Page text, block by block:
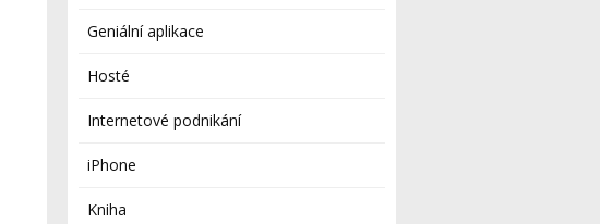
Geniální aplikace
Hosté
Internetové podnikání
iPhone
Kniha